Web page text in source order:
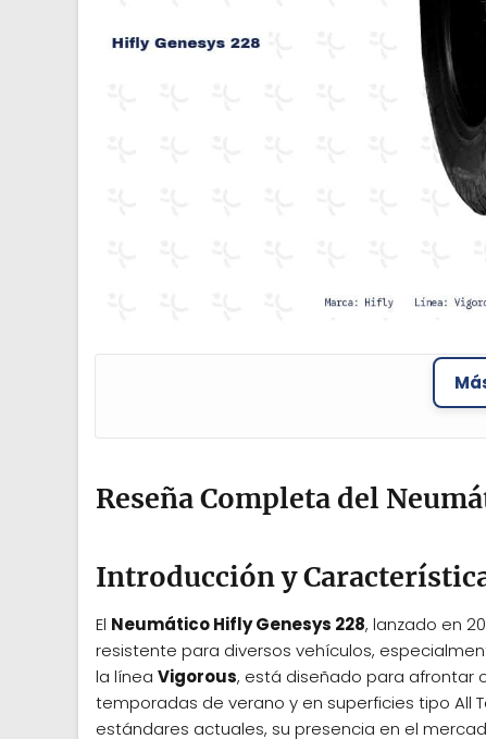
Reseña Completa del
Introducción y
El Neumático Hifly Genesys 228, lanzado en
resistente para diversos vehículos,
la línea Vigorous, está diseñado para afrontar
temporadas de verano y en superficies tipo All
estándares actuales, su presencia en el